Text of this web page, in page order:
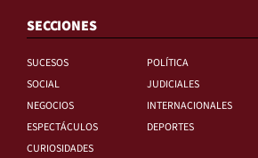
SECCIONES
SUCESOS
POLÍTICA
SOCIAL
JUDICIALES
NEGOCIOS
INTERNACIONALES
ESPECTÁCULOS
DEPORTES
CURIOSIDADES